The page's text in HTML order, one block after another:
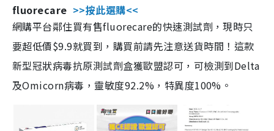
fluorecare >>按此選購<<
網購平台鄰住買有售fluorecare的快速測試劑，現時只
要超低價$9.9就買到，購買前請先注意送貨時間！這款
新型冠狀病毒抗原測試劑盒獲歐盟認可，可檢測到Delta
及Omicorn病毒，靈敏度92.2%，特異度100%。